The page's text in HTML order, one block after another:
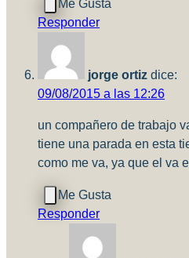
Responder
jorge ortiz dice:
09/08/2015 a las 12:26
un compañero de trabajo
tiene una parada en esta
como me va, ya que el va
Responder